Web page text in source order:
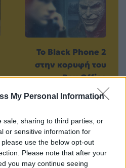
My Personal Information
sale, sharing to third parties, or
or sensitive information for
use the below opt-out
Please note that after your
you may continue seeing
To Black Phone 2
στην κορυφή του
Box Office
20.10.2025